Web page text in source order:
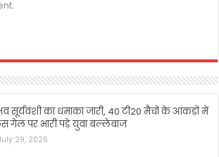
सूर्यवंशी का धमाका जारी, 40 टी20 मैचों के आंकड़ों में
गेल पर भारी पड़े युवा बल्लेबाज
29, 2026